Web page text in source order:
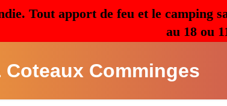
Tout apport de feu et le camping
au 18 ou
Comminges